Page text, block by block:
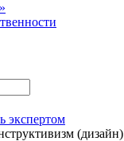
экспертом
(дизайн)